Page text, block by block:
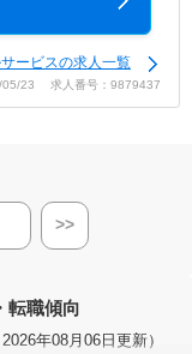
ービスの求人一覧
05/23 求人番号：9879437
>>
転職傾向
年08月06日更新）